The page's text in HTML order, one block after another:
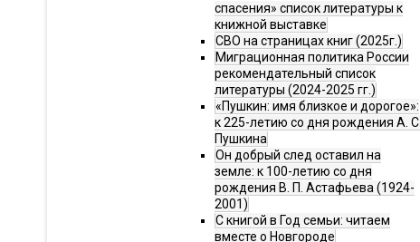
спасения» список литературы к
книжной выставке
СВО на страницах книг (2025г.)
Миграционная политика России
рекомендательный список
литературы (2024-2025 гг.)
«Пушкин: имя близкое и дорогое»:
к 225-летию со дня рождения А. С.
Пушкина
Он добрый след оставил на
земле: к 100-летию со дня
рождения В. П. Астафьева (1924-
2001)
С книгой в Год семьи: читаем
вместе о Новгороде